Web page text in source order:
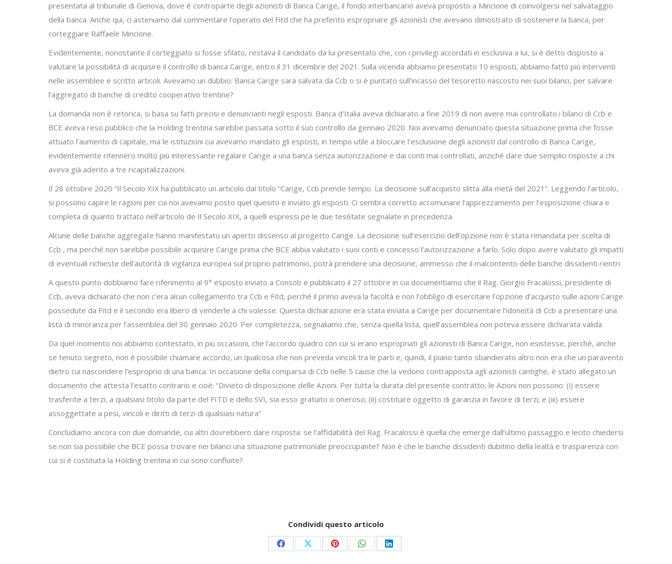
presentata al tribunale di Genova, dove è controparte degli azionisti di Banca Carige, il fondo interbancario aveva proposto a Mincione di coinvolgersi nel salvataggio
della banca. Anche qui, ci asteniamo dal commentare l’operato del Fitd che ha preferito espropriare gli azionisti che avevano dimostrato di sostenere la banca, per
corteggiare Raffaele Mincione.
Evidentemente, nonostante il corteggiato si fosse sfilato, restava il candidato da lui presentato che, con i privilegi accordati in esclusiva a lui, si è detto disposto a
valutare la possibilità di acquisire il controllo di banca Carige, entro il 31 dicembre del 2021. Sulla vicenda abbiamo presentato 10 esposti, abbiamo fatto più interventi
nelle assemblee e scritto articoli. Avevamo un dubbio: Banca Carige sarà salvata da Ccb o si è puntato sull’incasso del tesoretto nascosto nei suoi bilanci, per salvare
l’aggregato di banche di credito cooperativo trentine?
La domanda non è retorica, si basa su fatti precisi e denuncianti negli esposti. Banca d’Italia aveva dichiarato a fine 2019 di non avere mai controllato i bilanci di Ccb e
BCE aveva reso pubblico che la Holding trentina sarebbe passata sotto il suo controllo da gennaio 2020. Noi avevamo denunciato questa situazione prima che fosse
attuato l’aumento di capitale, ma le istituzioni cui avevamo mandato gli esposti, in tempo utile a bloccare l’esclusione degli azionisti dal controllo di Banca Carige,
evidentemente ritennero molto più interessante regalare Carige a una banca senza autorizzazione e dai conti mai controllati, anziché dare due semplici risposte a chi
aveva già aderito a tre ricapitalizzazioni.
Il 28 ottobre 2020 “Il Secolo XIX ha pubblicato un articolo dal titolo “Carige, Ccb prende tempo. La decisione sull’acquisto slitta alla metà del 2021”. Leggendo l’articolo,
si possono capire le ragioni per cui noi avevamo posto quel quesito e inviato gli esposti. Ci sembra corretto accomunare l’apprezzamento per l’esposizione chiara e
completa di quanto trattato nell’articolo de Il Secolo XIX, a quelli espressi pe le due tes6tate segnalate in precedenza.
Alcune delle banche aggregate hanno manifestato un aperto dissenso al progetto Carige. La decisione sull’esercizio dell’opzione non è stata rimandata per scelta di
Ccb , ma perché non sarebbe possibile acquisire Carige prima che BCE abbia valutato i suoi conti e concesso l’autorizzazione a farlo. Solo dopo avere valutato gli impatti
di eventuali richieste dell’autorità di vigilanza europea sul proprio patrimonio, potrà prendere una decisione, ammesso che il malcontento delle banche dissidenti rientri.
A questo punto dobbiamo fare riferimento al 9° esposto inviato a Consob e pubblicato il 27 ottobre in cui documentiamo che il Rag. Giorgio Fracalossi, presidente di
Ccb, aveva dichiarato che non c’era alcun collegamento tra Ccb e Fitd, perché il primo aveva la facoltà e non l’obbligo di esercitare l’opzione d’acquisto sulle azioni Carige
possedute da Fitd e il secondo era libero di venderle a chi volesse. Questa dichiarazione era stata inviata a Carige per documentare l’idoneità di Ccb a presentare una
lista di minoranza per l’assemblea del 30 gennaio 2020. Per completezza, segnaliamo che, senza quella lista, quell’assemblea non poteva essere dichiarata valida
Da quel momento noi abbiamo contestato, in più occasioni, che l’accordo quadro con cui si erano espropriati gli azionisti di Banca Carige, non esistesse, perché, anche
se tenuto segreto, non è possibile chiamare accordo, un qualcosa che non preveda vincoli tra le parti e, quindi, il piano tanto sbandierato altro non era che un paravento
dietro cui nascondere l’esproprio di una banca. In occasione della comparsa di Ccb nelle 5 cause che la vedono contrapposta agli azionisti cantighe, è stato allegato un
documento che attesta l’esatto contrario e cioè: “Divieto di disposizione delle Azioni. Per tutta la durata del presente contratto, le Azioni non possono: (i) essere
trasferite a terzi, a qualsiasi titolo da parte del FITD e dello SVI, sia esso gratuito o oneroso; (ii) costituire oggetto di garanzia in favore di terzi; e (iii) essere
assoggettate a pesi, vincoli e diritti di terzi di qualsiasi natura”
Concludiamo ancora con due domande, cui altri dovrebbero dare risposta: se l’affidabilità del Rag. Fracalossi è quella che emerge dall’ultimo passaggio e lecito chiedersi
se non sia possibile che BCE possa trovare nei bilanci una situazione patrimoniale preoccupante? Non è che le banche dissidenti dubitino della lealtà e trasparenza con
cui si è costituita la Holding trentina in cui sono confluite?
Condividi questo articolo
Share Share Share Share Share